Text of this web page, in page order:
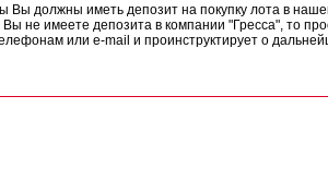
Вы должны иметь депозит на покупку лота в
не имеете депозита в компании "Гресса", то
или e-mail и проинструктирует о